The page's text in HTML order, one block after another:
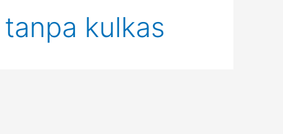
kulkas